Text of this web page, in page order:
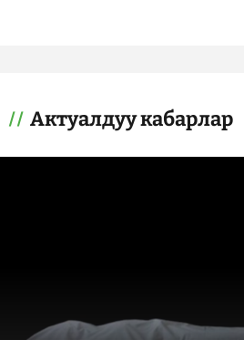
Актуалдуу кабарлар